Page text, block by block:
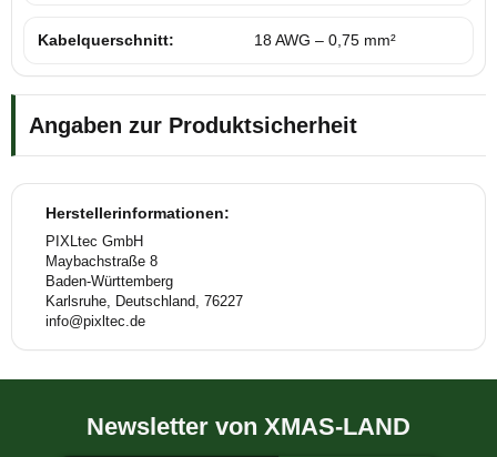
Kabelquerschnitt: 18 AWG – 0,75 mm²
Angaben zur Produktsicherheit
Herstellerinformationen:
PIXLtec GmbH
Maybachstraße 8
Baden-Württemberg
Karlsruhe, Deutschland, 76227
info@pixltec.de
Newsletter von XMAS-LAND